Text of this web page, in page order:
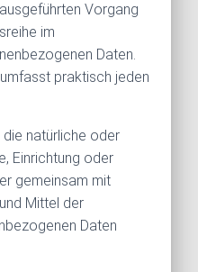
Vorgang
im
Daten.
praktisch jeden
die natürliche oder
Einrichtung oder
gemeinsam mit
Mittel der
Daten